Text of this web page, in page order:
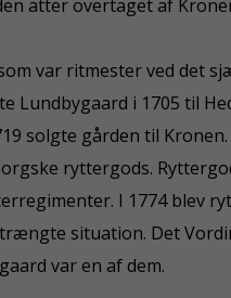
atter overtaget af
var ritmester ved det
Lundbygaard i 1705 til
solgte gården til Kronen.
ryttergods.
I 1774 blev
situation. Det
var en af dem.